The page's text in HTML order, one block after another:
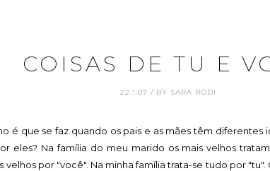
COISAS DE TU E
22.1.07 / BY SARA RODI
é que se faz quando os pais e as mães têm diferentes
eles? Na família do meu marido os mais velhos
velhos por "você". Na minha família trata-se tudo por